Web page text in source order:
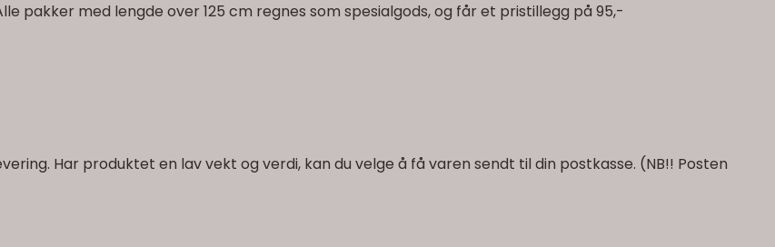
pakker med lengde over 125 cm regnes som spesialgods, og får et pristillegg på 95,-
Har produktet en lav vekt og verdi, kan du velge å få varen sendt til din postkasse. (NB!! Posten